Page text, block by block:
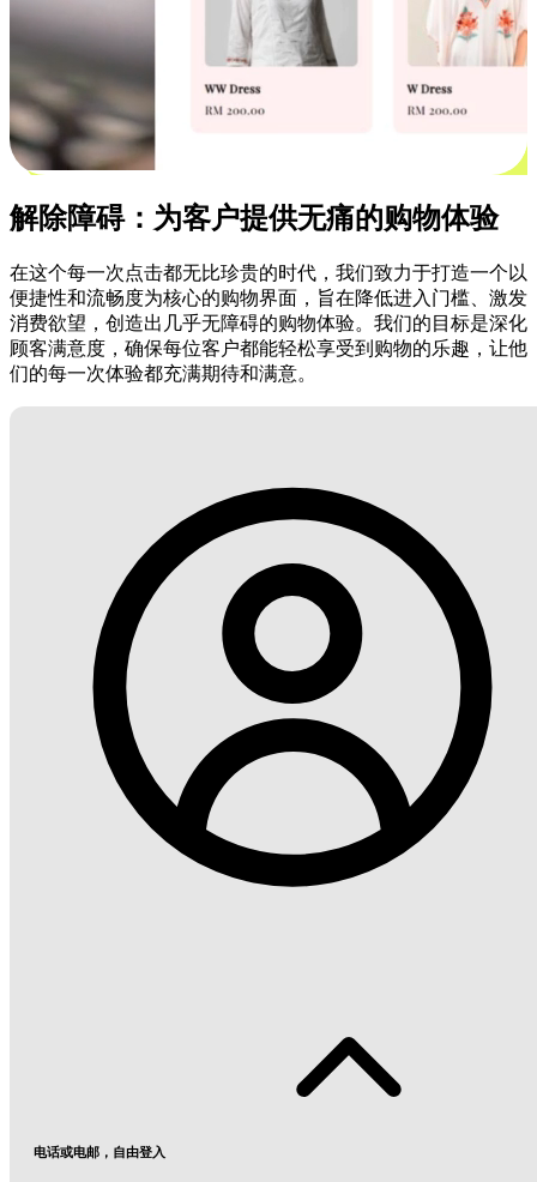
解除障碍：为客户提供无痛的购物体验
在这个每一次点击都无比珍贵的时代，我们致力于打造一个以
便捷性和流畅度为核心的购物界面，旨在降低进入门槛、激发
消费欲望，创造出几乎无障碍的购物体验。我们的目标是深化
顾客满意度，确保每位客户都能轻松享受到购物的乐趣，让他
们的每一次体验都充满期待和满意。
电话或电邮，自由登入